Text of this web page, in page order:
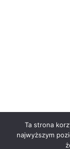
Ta strona
najwyższym